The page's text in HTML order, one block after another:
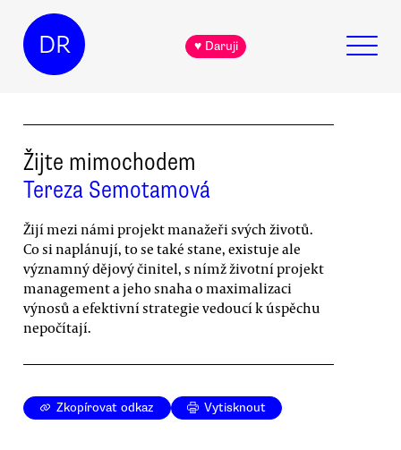
DR ♥ Daruji
Žijte mimochodem
Tereza Semotamová
Žijí mezi námi projekt manažeři svých životů.
Co si naplánují, to se také stane, existuje ale
významný dějový činitel, s nímž životní projekt
management a jeho snaha o maximalizaci
výnosů a efektivní strategie vedoucí k úspěchu
nepočítají.
Zkopírovat odkaz Vytisknout